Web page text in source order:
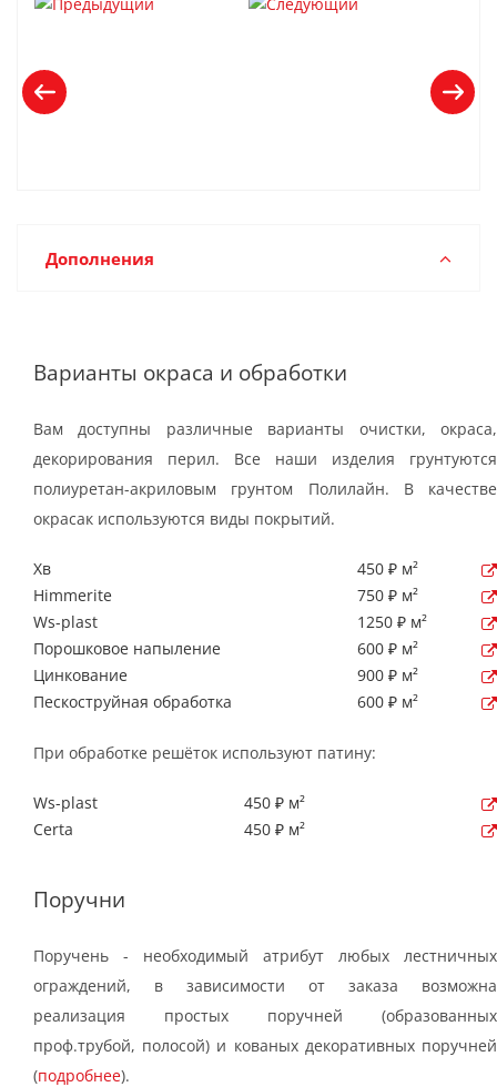
Дополнения
Варианты окраса и обработки
Вам доступны различные варианты очистки, окраса,
декорирования перил. Все наши изделия грунтуются
полиуретан-акриловым грунтом Полилайн. В качестве
окрасак используются виды покрытий.
Хв
450 ₽ м²
Himmerite
750 ₽ м²
Ws-plast
1250 ₽ м²
Порошковое напыление
600 ₽ м²
Цинкование
900 ₽ м²
Пескоструйная обработка
600 ₽ м²
При обработке решёток используют патину:
Ws-plast
450 ₽ м²
Certa
450 ₽ м²
Поручни
Поручень - необходимый атрибут любых лестничных
ограждений, в зависимости от заказа возможна
реализация простых поручней (образованных
проф.трубой, полосой) и кованых декоративных поручней
(подробнее).